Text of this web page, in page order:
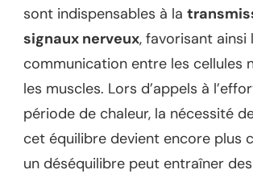
sont indispensables à la
signaux nerveux, favorisant ainsi
communication entre les cellules
les muscles. Lors d’appels à
période de chaleur, la nécessité
cet équilibre devient encore plus
un déséquilibre peut entraîner